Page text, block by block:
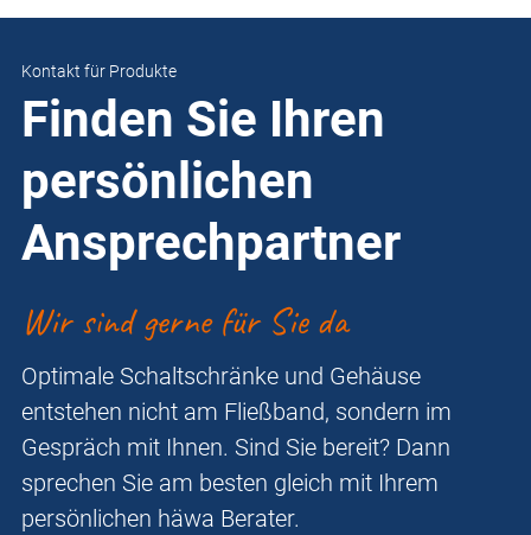
Kontakt für Produkte
Finden Sie Ihren
persönlichen
Ansprechpartner
Wir sind gerne für Sie da
Optimale Schaltschränke und Gehäuse
entstehen nicht am Fließband, sondern im
Gespräch mit Ihnen. Sind Sie bereit? Dann
sprechen Sie am besten gleich mit Ihrem
persönlichen häwa Berater.